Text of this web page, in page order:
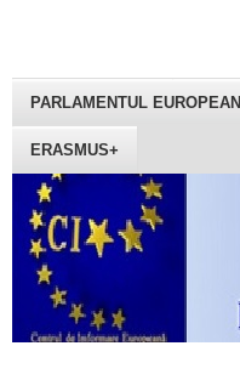
PARLAMENTUL EUROPEAN
ERASMUS+